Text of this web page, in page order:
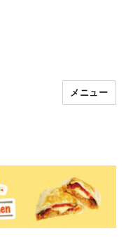
カイズブリト
メニュー